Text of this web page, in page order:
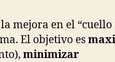
mejora en el “cuello
El objetivo es
minimizar